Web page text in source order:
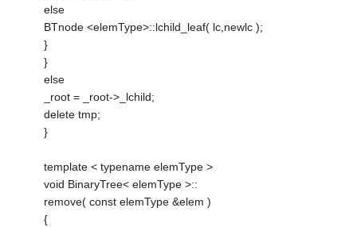
else
BTnode <elemType>::lchild_leaf( lc,newlc );
}
}
else
_root = _root->_lchild;
delete tmp;
}
template < typename elemType >
void BinaryTree< elemType >::
remove( const elemType &elem )
{